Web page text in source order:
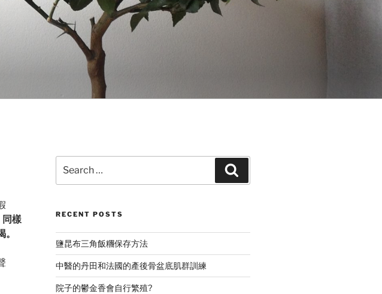
同樣
for:
RECENT POSTS
鹽昆布三角飯糰保存方法
中醫的丹田和法國的產後骨盆底肌群訓練
院子的鬱金香會自行繁殖?